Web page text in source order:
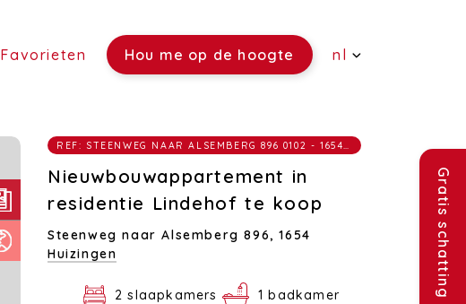
(Rentmeesterschap)
(Verzekeringen)
Favorieten Hou me op de hoogte nl
REF: STEENWEG NAAR ALSEMBERG 896 0102 - 1654 HUIZINGEN
Nieuwbouwappartement in
residentie Lindehof te koop
Steenweg naar Alsemberg 896,1654
Huizingen
2 slaapkamers 1 badkamer Gratis schatting